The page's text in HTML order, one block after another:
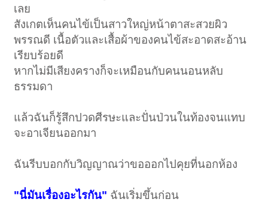
เลย
สังเกตเห็นคนไข้เป็นสาวใหญ่หน้าตาสะสวยผิว
พรรณดี เนื้อตัวและเสื้อผ้าของคนไข้สะอาดสะอ้าน
เรียบร้อยดี
หากไม่มีเสียงครางก็จะเหมือนกับคนนอนหลับ
ธรรมดา
แล้วฉันก็รู้สึกปวดศีรษะและปั่นป่วนในท้องจนแทบ
จะอาเจียนออกมา
ฉันรีบบอกกับวิญญาณว่าขอออกไปคุยที่นอกห้อง
"นี่มันเรื่องอะไรกัน" ฉันเริ่มขึ้นก่อน